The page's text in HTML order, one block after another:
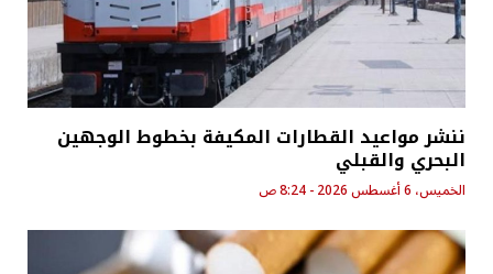
ننشر مواعيد القطارات المكيفة بخطوط الوجهين
البحري والقبلي
الخميس، 6 أغسطس 2026 - 8:24 ص